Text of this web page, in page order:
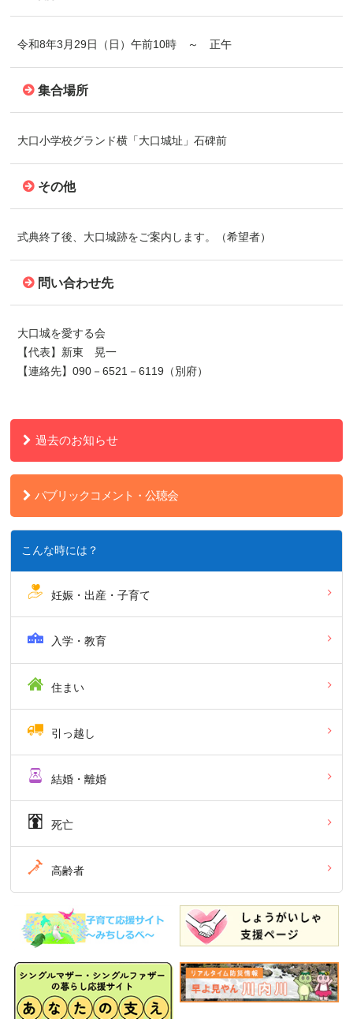
令和8年3月29日（日）午前10時 ～ 正午
集合場所
大口小学校グランド横「大口城址」石碑前
その他
式典終了後、大口城跡をご案内します。（希望者）
問い合わせ先
大口城を愛する会
【代表】新東 晃一
【連絡先】090－6521－6119（別府）
過去のお知らせ
パブリックコメント・公聴会
こんな時には？
妊娠・出産・子育て
入学・教育
住まい
引っ越し
結婚・離婚
死亡
高齢者